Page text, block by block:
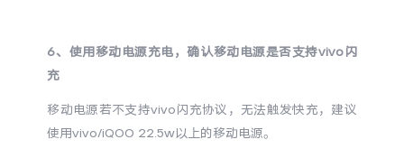
6、使用移动电源充电，确认移动电源是否支持vivo闪
充
移动电源若不支持vivo闪充协议，无法触发快充，建议
使用vivo/iQOO 22.5w以上的移动电源。